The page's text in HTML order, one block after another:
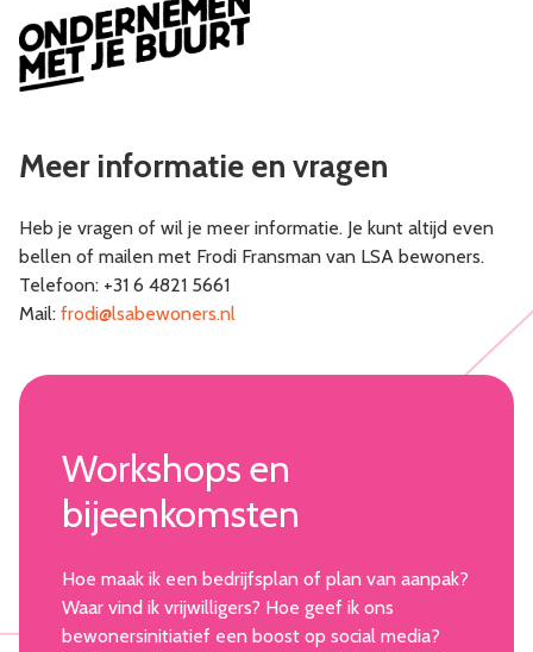
Meer informatie en vragen
Heb je vragen of wil je meer informatie. Je kunt altijd even
bellen of mailen met Frodi Fransman van LSA bewoners.
Telefoon: +31 6 4821 5661
Mail: frodi@lsabewoners.nl
Workshops en
bijeenkomsten
Hoe maak ik een bedrijfsplan of plan van aanpak?
Waar vind ik vrijwilligers? Hoe geef ik ons
bewonersinitiatief een boost op social media?